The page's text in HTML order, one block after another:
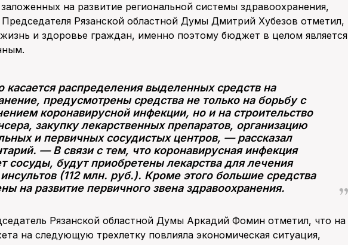
на развитие региональной системы здравоохранения,
Рязанской областной Думы Дмитрий Хубезов отметил,
и здоровье граждан, именно поэтому бюджет в целом является
касается распределения выделенных средств на
предусмотрены средства не только на борьбу с
коронавирусной инфекции, но и на строительство
закупку лекарственных препаратов, организацию
и первичных сосудистых центров, — рассказал
— В связи с тем, что коронавирусная инфекция
сосуды, будут приобретены лекарства для лечения
(112 млн. руб.). Кроме этого большие средства
на развитие первичного звена здравоохранения.
Рязанской областной Думы Аркадий Фомин отметил, что на
на следующую трехлетку повлияла экономическая ситуация,